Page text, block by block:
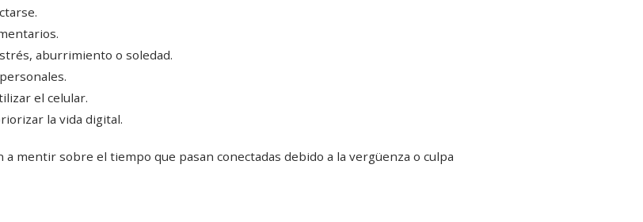
aburrimiento o soledad.
el celular.
la vida digital.
a mentir sobre el tiempo que pasan conectadas debido a la vergüenza o culpa